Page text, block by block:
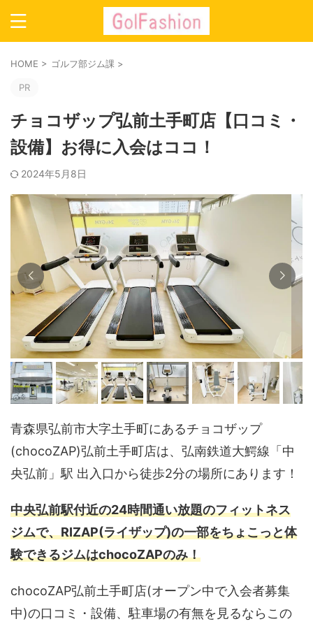
HOME > ゴルフ部ジム課 >
PR
チョコザップ弘前土手町店【口コミ・
設備】お得に入会はココ！
2024年5月8日
青森県弘前市大字土手町にあるチョコザップ
(chocoZAP)弘前土手町店は、弘南鉄道大鰐線「中
央弘前」駅 出入口から徒歩2分の場所にあります！
中央弘前駅付近の24時間通い放題のフィットネス
ジムで、RIZAP(ライザップ)の一部をちょこっと体
験できるジムはchocoZAPのみ！
chocoZAP弘前土手町店(オープン中で入会者募集
中)の口コミ・設備、駐車場の有無を見るならこの